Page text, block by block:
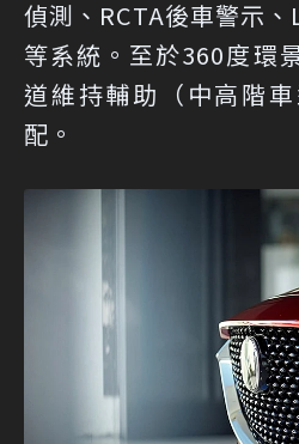
偵測、RCTA後車警示
等系統。至於360度環
道維持輔助（中高階
配。